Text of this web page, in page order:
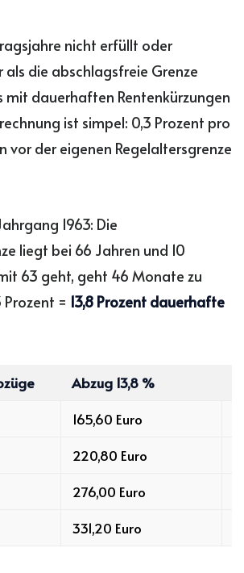
nicht erfüllt oder
die abschlagsfreie Grenze
mit dauerhaften Rentenkürzungen
ist simpel: 0,3 Prozent pro
vor der eigenen Regelaltersgrenze
1963: Die
liegt bei 66 Jahren und 10
63 geht, geht 46 Monate zu
= 13,8 Prozent dauerhafte
Abzug 13,8 %
165,60 Euro
220,80 Euro
276,00 Euro
331,20 Euro